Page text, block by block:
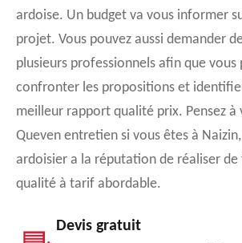
ardoise. Un budget va vous informer
projet. Vous pouvez aussi demander
plusieurs professionnels afin que vous
confronter les propositions et
meilleur rapport qualité prix. Pensez à
Queven entretien si vous êtes à
ardoisier a la réputation de réaliser de
qualité à tarif abordable.
Devis gratuit